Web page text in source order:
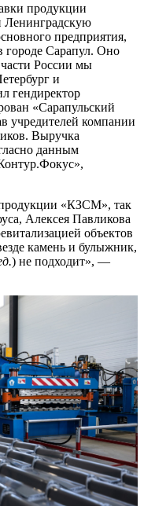
продукции
Ленинградскую
предприятия,
городе Сарапул. Оно
России мы
и
гендиректор
«Сарапульский
учредителей компании
Выручка
данным
продукции «КЗСМ», так
Алексея Павликова
объектов
камень и булыжник,
) не подходит», —